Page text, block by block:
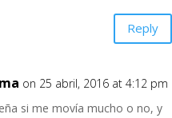
Reply
on 25 abril, 2016 at 4:12 pm
si me movía mucho o no, y